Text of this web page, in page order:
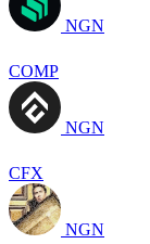
NGN
COMP
NGN
CFX
NGN